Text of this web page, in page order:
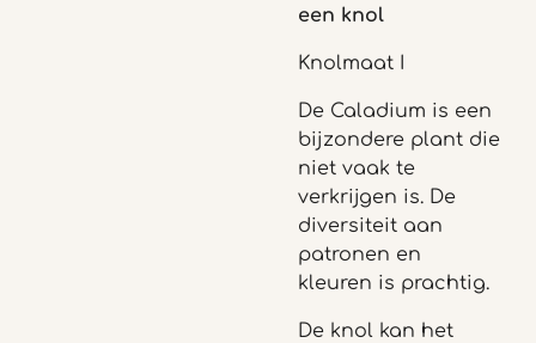
een knol
Knolmaat I
De Caladium is een
bijzondere plant die
niet vaak te
verkrijgen is. De
diversiteit aan
patronen en
kleuren is prachtig.
De knol kan het